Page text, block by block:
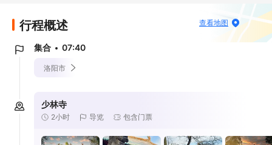
行程概述 查看地图
集合 07:40
洛阳市
少林寺
2小时 导览 包含门票